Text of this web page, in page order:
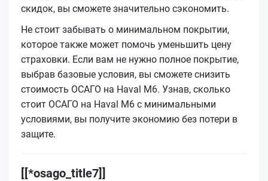
скидок, вы сможете значительно сэкономить.
Не стоит забывать о минимальном покрытии,
которое также может помочь уменьшить цену
страховки. Если вам не нужно полное покрытие,
выбрав базовые условия, вы сможете снизить
стоимость ОСАГО на Haval M6. Узнав, сколько
стоит ОСАГО на Haval M6 с минимальными
условиями, вы получите экономию без потери в
защите.
[[*osago_title7]]